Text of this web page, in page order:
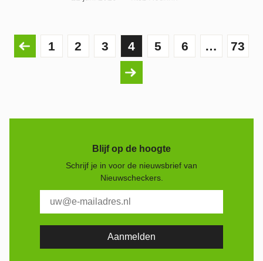
1 2 3 4 5 6 … 73
Blijf op de hoogte
Schrijf je in voor de nieuwsbrief van
Nieuwscheckers.